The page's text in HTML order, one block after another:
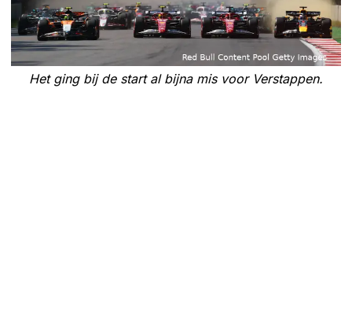
Het ging bij de start al bijna mis voor Verstappen.